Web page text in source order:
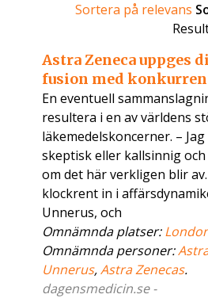
Sortera på relevans
Astra Zeneca uppges
fusion med
En eventuell
resultera i en av världens
läkemedelskoncerner. –
skeptisk eller kallsinnig och
om det här verkligen blir
klockrent in i
Unnerus, och
Omnämnda platser:
Omnämnda personer:
Unnerus,Astra Zenecas.
dagensmedicin.se -